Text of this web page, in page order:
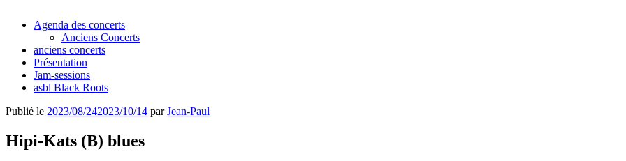
Agenda des concerts
Anciens Concerts
anciens concerts
Présentation
Jam-sessions
asbl Black Roots
Publié le 2023/08/242023/10/14 parJean-Paul
Hipi-Kats (B) blues